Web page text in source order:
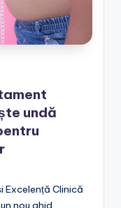
undă
Excelență Clinică
nou ghid